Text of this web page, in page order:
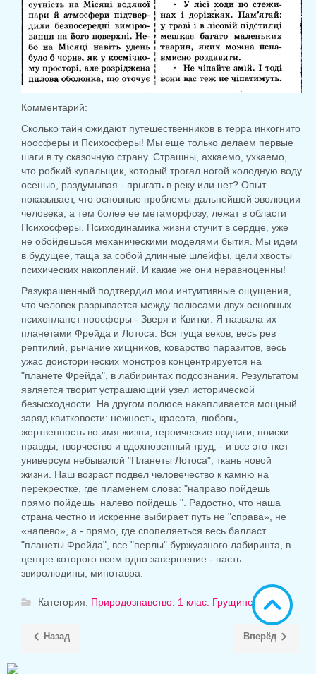
Комментарий:
Сколько тайн ожидают путешественников в терра инкогнито
ноосферы и Психосферы! Мы еще только делаем первые
шаги в ту сказочную страну. Страшны, ахкаемо, ухкаемо,
что робкий купальщик, который трогал ногой холодную воду
осенью, раздумывая - прыгать в реку или нет? Опыт
показывает, что основные проблемы дальнейшей эволюции
человека, а тем более ее метаморфозу, лежат в области
Психосферы. Психодинамика жизни стучит в сердце, уже
не обойдешься механическими моделями бытия. Мы идем
в будущее, таща за собой длинные шлейфы, цели хвосты
психических накоплений. И какие же они неравноценны!
Разукрашенный подтвердил мои интуитивные ощущения,
что человек разрывается между полюсами двух основных
психопланет ноосферы - Зверя и Квитки. Я назвала их
планетами Фрейда и Лотоса. Вся гуща веков, весь рев
рептилий, рычание хищников, коварство паразитов, весь
ужас доисторических монстров концентрируется на
"планете Фрейда", в лабиринтах подсознания. Результатом
является творит устрашающий узел исторической
безысходности. На другом полюсе накапливается мощный
заряд квитковости: нежность, красота, любовь,
жертвенность во имя жизни, героические подвиги, поиски
правды, творчество и вдохновенный труд, - и все это ткет
универсум небывалой "Планеты Лотоса", ткань новой
жизни. Наш возраст подвел человечество к камню на
перекрестке, где пламенем слова: "направо пойдешь
прямо пойдешь налево пойдешь ". Радостно, что наша
страна честно и искренне выбирает путь не "справа», не
«налево», а - прямо, где спопеляеться весь балласт
"планеты Фрейда", все "перлы" буржуазного лабиринта, в
центре которого всем одно завершение - пасть
звиролюдины, минотавра.
Категория: Природознавство. 1 клас. Грущинська
Назад Вперёд